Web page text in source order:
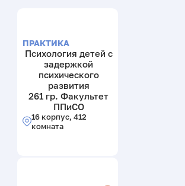
ПРАКТИКА
Психология детей с
задержкой
психического
развития
261 гр. Факультет
ППиСО
16 корпус, 412
комната